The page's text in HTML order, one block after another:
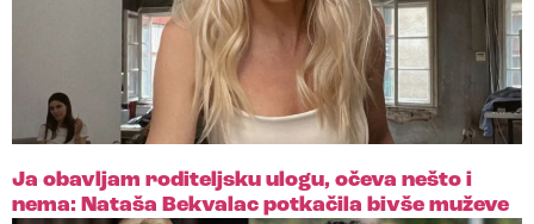
Ja obavljam roditeljsku ulogu, očeva nešto i
nema: Nataša Bekvalac potkačila bivše muževe